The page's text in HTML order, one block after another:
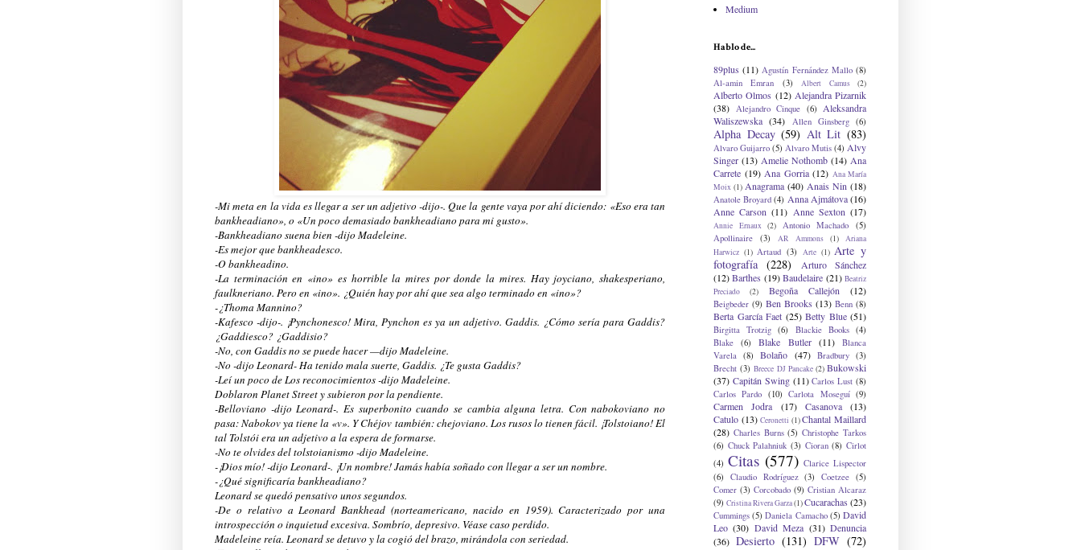
-Mi meta en la vida es llegar a ser un adjetivo -dijo-. Que la gente vaya por ahí diciendo: «Eso era tan
bankheadiano», o «Un poco demasiado bankheadiano para mi gusto».
-Bankheadiano suena bien -dijo Madeleine.
-Es mejor que bankheadesco.
-O bankheadino.
-La terminación en «ino» es horrible la mires por donde la mires. Hay joyciano, shakesperiano,
faulkneriano. Pero en «ino». ¿Quién hay por ahí que sea algo terminado en «ino»?
-¿Thoma Mannino?
-Kafesco -dijo-. ¡Pynchonesco! Mira, Pynchon es ya un adjetivo. Gaddis. ¿Cómo sería para Gaddis?
¿Gaddiesco? ¿Gaddisio?
-No, con Gaddis no se puede hacer —dijo Madeleine.
-No -dijo Leonard- Ha tenido mala suerte, Gaddis. ¿Te gusta Gaddis?
-Leí un poco de Los reconocimientos -dijo Madeleine.
Doblaron Planet Street y subieron por la pendiente.
-Belloviano -dijo Leonard-. Es superbonito cuando se cambia alguna letra. Con nabokoviano no
pasa: Nabokov ya tiene la «v». Y Chéjov también: chejoviano. Los rusos lo tienen fácil. ¡Tolstoiano! El
tal Tolstói era un adjetivo a la espera de formarse.
-No te olvides del tolstoianismo -dijo Madeleine.
-¡Dios mío! -dijo Leonard-. ¡Un nombre! Jamás había soñado con llegar a ser un nombre.
-¿Qué significaría bankheadiano?
Leonard se quedó pensativo unos segundos.
-De o relativo a Leonard Bankhead (norteamericano, nacido en 1959). Caracterizado por una
introspección o inquietud excesiva. Sombrío, depresivo. Véase caso perdido.
Madeleine reía. Leonard se detuvo y la cogió del brazo, mirándola con seriedad.
Medium
Hablo de...
89plus (11) Agustín Fernández Mallo (8)
Al-amin Emran
(3) Albert Camus (2)
Alberto Olmos (12) Alejandra Pizarnik
(38)
Alejandro Cinque (6)
Aleksandra
Waliszewska (34) Allen Ginsberg (6)
Alpha Decay (59) Alt Lit (83)
Alvaro Guijarro (5) Alvaro Mutis (4) Alvy
Singer (13) Amelie Nothomb (14) Ana
Carrete (19) Ana Gorria (12) Ana María
Moix (1) Anagrama (40) Anais Nin (18)
Anatole Broyard (4) Anna Ajmátova (16)
Anne Carson (11) Anne Sexton (17)
Annie Ernaux (2) Antonio Machado
(5)
Apollinaire
(3) AR Ammons (1)
Ariana
Harwicz (1) Artaud (3) Arte (1) Arte y
fotografía (228)
Arturo Sánchez
(12) Barthes (19) Baudelaire (21) Beatriz
Preciado
(2) Begoña Callejón (12)
Beigbeder (9) Ben Brooks (13) Benn (8)
Berta García Faet (25) Betty Blue (51)
Birgitta Trotzig (6) Blackie Books (4)
Blake
(6) Blake Butler (11)
Blanca
Varela
(8) Bolaño (47) Bradbury (3)
Brecht (3) Breece DJ Pancake (2) Bukowski
(37) Capitán Swing (11) Carlos Lust (8)
Carlos Pardo (10) Carlota Moseguí (9)
Carmen Jodra (17) Casanova
(13)
Catulo (13) Ceronetti (1) Chantal Maillard
(28) Charles Burns (5) Christophe Tarkos
(6) Chuck Palahniuk (3) Cioran (8) Cirlot
(4) Citas (577) Clarice Lispector
(6)
Claudio Rodríguez (3) Coetzee (5)
Comer (3) Corcobado (9) Cristian Alcaraz
(9) Cristina Rivera Garza(1)Cucarachas (23)
Cummings (5) Daniela Camacho (5) David
Leo (30) David Meza (31) Denuncia
(36) Desierto (131) DFW (72)